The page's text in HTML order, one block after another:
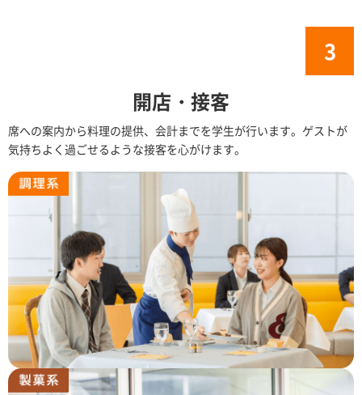
開店・接客
席への案内から料理の提供、会計までを学生が行います。ゲストが
気持ちよく過ごせるような接客を心がけます。